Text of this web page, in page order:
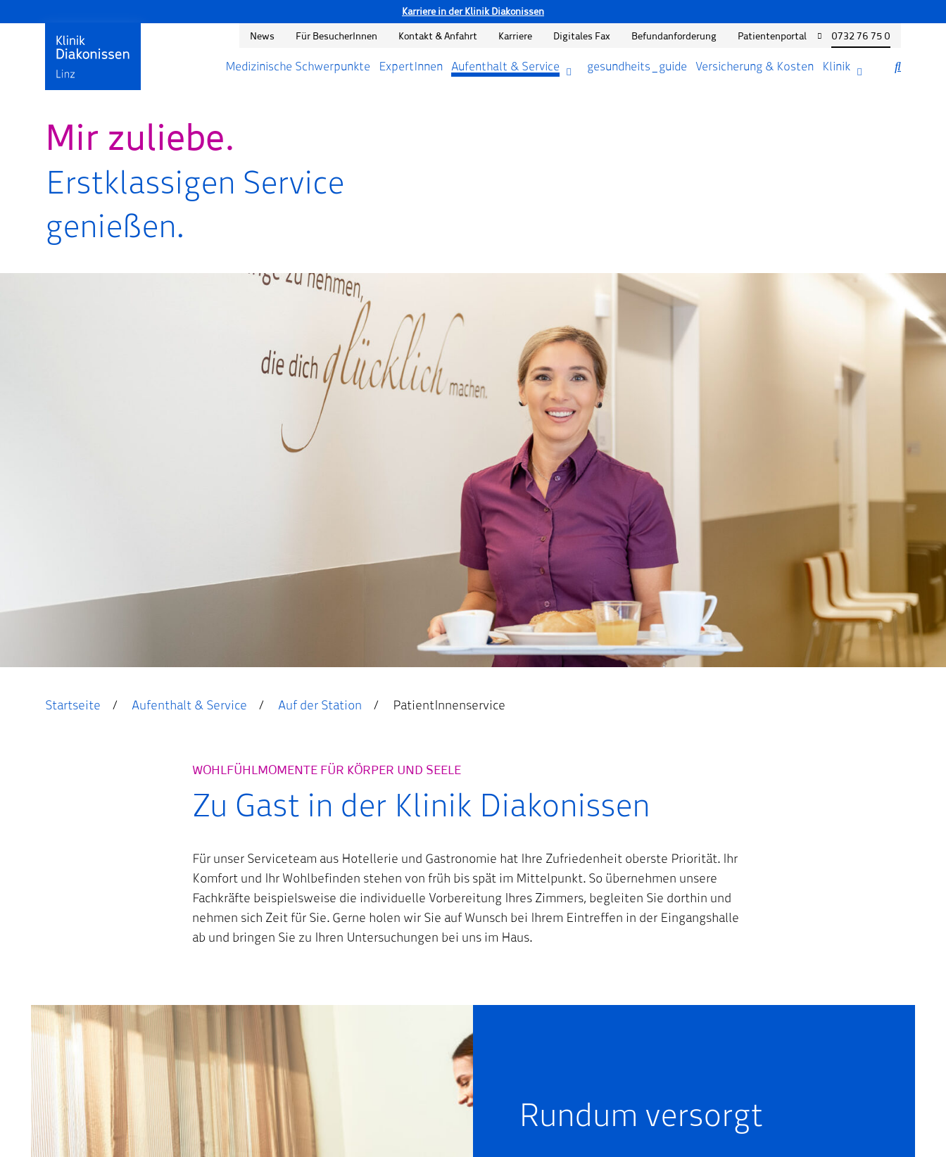
Karriere in der Klinik Diakonissen
News Für BesucherInnen Kontakt & Anfahrt Karriere Digitales Fax Befundanforderung Patientenportal 0732 76 75 0
Medizinische Schwerpunkte ExpertInnen Aufenthalt & Service gesundheits_guide Versicherung & Kosten Klinik
Mir zuliebe.
Erstklassigen Service
genießen.
Startseite Aufenthalt & Service Auf der Station PatientInnenservice
WOHLFÜHLMOMENTE FÜR KÖRPER UND SEELE
Zu Gast in der Klinik Diakonissen
Für unser Serviceteam aus Hotellerie und Gastronomie hat Ihre Zufriedenheit oberste Priorität. Ihr
Komfort und Ihr Wohlbefinden stehen von früh bis spät im Mittelpunkt. So übernehmen unsere
Fachkräfte beispielsweise die individuelle Vorbereitung Ihres Zimmers, begleiten Sie dorthin und
nehmen sich Zeit für Sie. Gerne holen wir Sie auf Wunsch bei Ihrem Eintreffen in der Eingangshalle
ab und bringen Sie zu Ihren Untersuchungen bei uns im Haus.
Rundum versorgt